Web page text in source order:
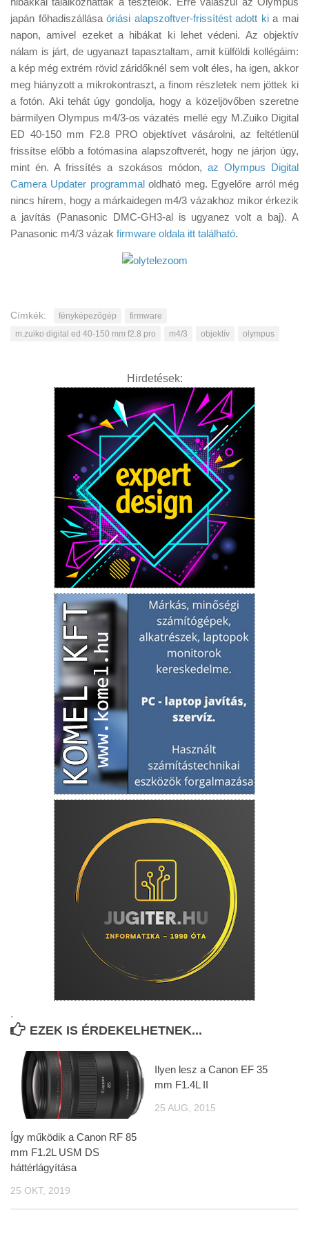
Tanácsok
Érdekességek
Helyszíni Riport
E-BB
japán főhadiszállásaóriási alapszoftver-frissítést adott kia mai
napon, amivel ezeket a hibákat ki lehet védeni. Az objektív
nálam is járt, de ugyanazt tapasztaltam, amit külföldi kollégáim:
a kép még extrém rövid záridőknél sem volt éles, ha igen, akkor
meg hiányzott a mikrokontraszt, a finom részletek nem jöttek ki
a fotón. Aki tehát úgy gondolja, hogy a közeljövőben szeretne
bármilyen Olympus m4/3-os vázatés mellé egy M.Zuiko Digital
ED 40-150 mm F2.8 PRO objektívet vásárolni, az feltétlenül
frissítse előbb a fotómasina alapszoftverét, hogy ne járjon úgy,
mint én. A frissítés a szokásos módon, az Olympus Digital
Camera Updater programmaloldható meg. Egyelőre arról még
nincs hírem, hogy a márkaidegen m4/3 vázakhoz mikor érkezik
a javítás (Panasonic DMC-GH3-al is ugyanez volt a baj). A
Panasonic m4/3 vázak firmware oldala itt található.
Címkék: fényképezőgép
firmware
m.zuiko digital ed 40-150 mm f2.8 pro
m4/3 objektív olympus
Hirdetések:
.
EZEK IS ÉRDEKELHETNEK...
Így működik a Canon RF 85
mm F1.2L USM DS
háttérlágyítása
25 OKT, 2019
Ilyen lesz a Canon EF 35
mm F1.4L II
25 AUG, 2015